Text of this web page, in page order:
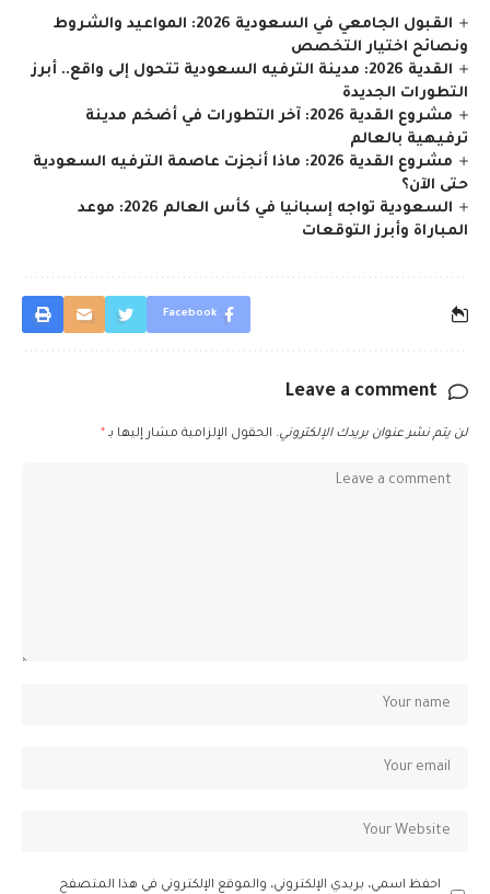
القبول الجامعي في السعودية 2026: المواعيد والشروط
ونصائح اختيار التخصص
القدية 2026: مدينة الترفيه السعودية تتحول إلى واقع.. أبرز
التطورات الجديدة
مشروع القدية 2026: آخر التطورات في أضخم مدينة
ترفيهية بالعالم
مشروع القدية 2026: ماذا أنجزت عاصمة الترفيه السعودية
حتى الآن؟
السعودية تواجه إسبانيا في كأس العالم 2026: موعد
المباراة وأبرز التوقعات
Facebook
Leave a comment
لن يتم نشر عنوان بريدك الإلكتروني. الحقول الإلزامية مشار إليها بـ *
احفظ اسمي، بريدي الإلكتروني، والموقع الإلكتروني في هذا المتصفح